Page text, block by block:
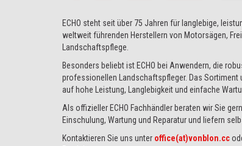
ECHO steht seit über 75 Jahren für langlebige,
weltweit führenden Herstellern von Motorsägen,
Landschaftspflege.
Besonders beliebt ist ECHO bei Anwendern, die
professionellen Landschaftspfleger. Das Sortiment
auf hohe Leistung, Langlebigkeit und einfache
Als offizieller ECHO Fachhändler beraten wir Sie
Einschulung, Wartung und Reparatur und liefern
Kontaktieren Sie uns unter office(at)vonblon.cc